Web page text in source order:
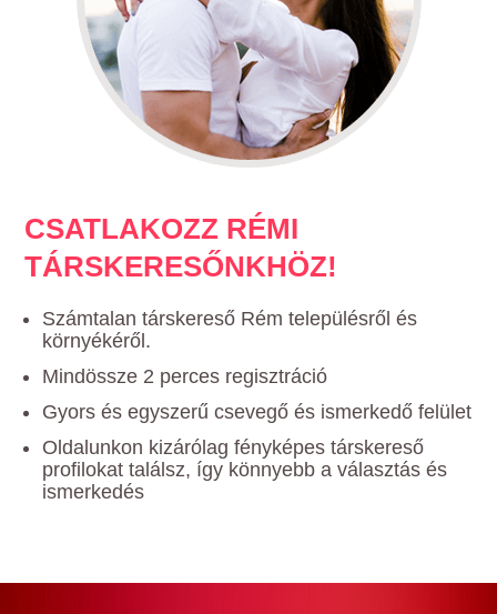
CSATLAKOZZ RÉMI
TÁRSKERESŐNKHÖZ!
Számtalan társkereső Rém településről és
környékéről.
Mindössze 2 perces regisztráció
Gyors és egyszerű csevegő és ismerkedő felület
Oldalunkon kizárólag fényképes társkereső
profilokat találsz, így könnyebb a választás és
ismerkedés